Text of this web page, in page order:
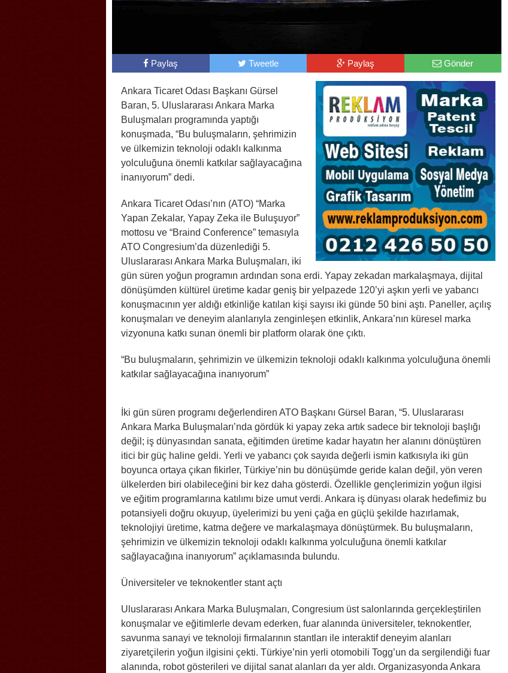
Paylaş Tweetle Paylaş Gönder
Ankara Ticaret Odası Başkanı Gürsel
Baran, 5. Uluslararası Ankara Marka
Buluşmaları programında yaptığı
konuşmada, “Bu buluşmaların, şehrimizin
ve ülkemizin teknoloji odaklı kalkınma
yolculuğuna önemli katkılar sağlayacağına
inanıyorum” dedi.
Ankara Ticaret Odası’nın (ATO) “Marka
Yapan Zekalar, Yapay Zeka ile Buluşuyor”
mottosu ve “Braind Conference” temasıyla
ATO Congresium’da düzenlediği 5.
Uluslararası Ankara Marka Buluşmaları, iki
gün süren yoğun programın ardından sona erdi. Yapay zekadan markalaşmaya, dijital
dönüşümden kültürel üretime kadar geniş bir yelpazede 120’yi aşkın yerli ve yabancı
konuşmacının yer aldığı etkinliğe katılan kişi sayısı iki günde 50 bini aştı. Paneller, açılış
konuşmaları ve deneyim alanlarıyla zenginleşen etkinlik, Ankara’nın küresel marka
vizyonuna katkı sunan önemli bir platform olarak öne çıktı.
“Bu buluşmaların, şehrimizin ve ülkemizin teknoloji odaklı kalkınma yolculuğuna önemli
katkılar sağlayacağına inanıyorum”
İki gün süren programı değerlendiren ATO Başkanı Gürsel Baran, “5. Uluslararası
Ankara Marka Buluşmaları’nda gördük ki yapay zeka artık sadece bir teknoloji başlığı
değil; iş dünyasından sanata, eğitimden üretime kadar hayatın her alanını dönüştüren
itici bir güç haline geldi. Yerli ve yabancı çok sayıda değerli ismin katkısıyla iki gün
boyunca ortaya çıkan fikirler, Türkiye’nin bu dönüşümde geride kalan değil, yön veren
ülkelerden biri olabileceğini bir kez daha gösterdi. Özellikle gençlerimizin yoğun ilgisi
ve eğitim programlarına katılımı bize umut verdi. Ankara iş dünyası olarak hedefimiz bu
potansiyeli doğru okuyup, üyelerimizi bu yeni çağa en güçlü şekilde hazırlamak,
teknolojiyi üretime, katma değere ve markalaşmaya dönüştürmek. Bu buluşmaların,
şehrimizin ve ülkemizin teknoloji odaklı kalkınma yolculuğuna önemli katkılar
sağlayacağına inanıyorum” açıklamasında bulundu.
Üniversiteler ve teknokentler stant açtı
Uluslararası Ankara Marka Buluşmaları, Congresium üst salonlarında gerçekleştirilen
konuşmalar ve eğitimlerle devam ederken, fuar alanında üniversiteler, teknokentler,
savunma sanayi ve teknoloji firmalarının stantları ile interaktif deneyim alanları
ziyaretçilerin yoğun ilgisini çekti. Türkiye’nin yerli otomobili Togg’un da sergilendiği fuar
alanında, robot gösterileri ve dijital sanat alanları da yer aldı. Organizasyonda Ankara